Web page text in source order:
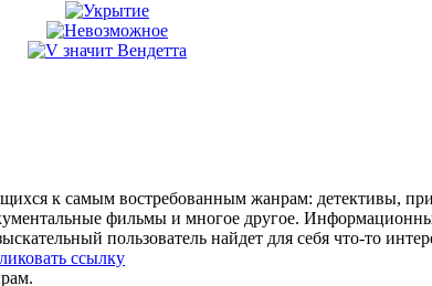
к самым востребованным жанрам: детективы,
фильмы и многое другое.
пользователь найдет для себя что-то